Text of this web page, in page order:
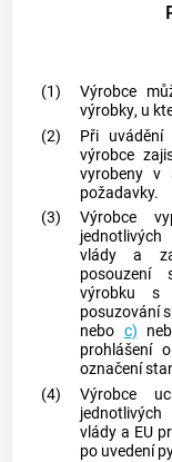
(1) Výrobce
výrobky, u
(2)
Při uvádění
výrobce
vyrobeny v
požadavky.
(3)
Výrobce
vlády a
posouzení
výrobku s
posuzování
nebo c)
prohlášení
označení
(4)
Výrobce
vlády a EU
po uvedení